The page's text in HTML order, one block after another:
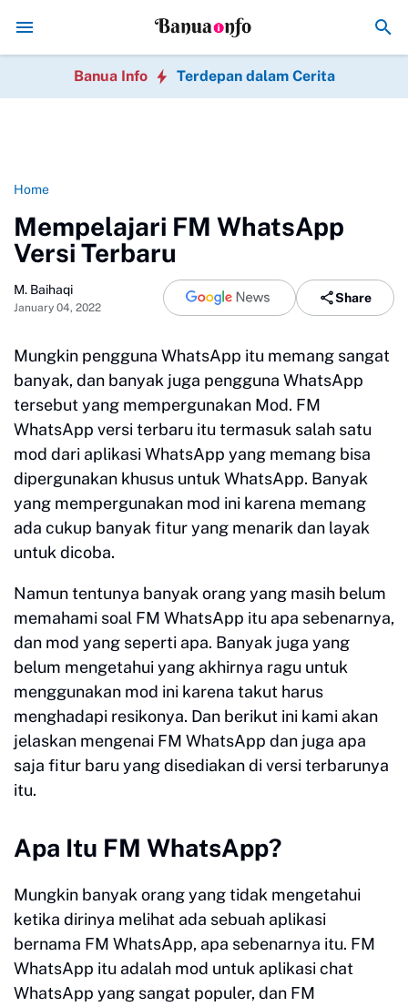
Hindari 7 Kesalahan Bisnis Online Pemula
Banua Info Terdepan dalam Cerita
Home
Mempelajari FM WhatsApp
Versi Terbaru
M. Baihaqi
January 04, 2022
Share
Mungkin pengguna WhatsApp itu memang sangat
banyak, dan banyak juga pengguna WhatsApp
tersebut yang mempergunakan Mod. FM
WhatsApp versi terbaru itu termasuk salah satu
mod dari aplikasi WhatsApp yang memang bisa
dipergunakan khusus untuk WhatsApp. Banyak
yang mempergunakan mod ini karena memang
ada cukup banyak fitur yang menarik dan layak
untuk dicoba.
Namun tentunya banyak orang yang masih belum
memahami soal FM WhatsApp itu apa sebenarnya,
dan mod yang seperti apa. Banyak juga yang
belum mengetahui yang akhirnya ragu untuk
menggunakan mod ini karena takut harus
menghadapi resikonya. Dan berikut ini kami akan
jelaskan mengenai FM WhatsApp dan juga apa
saja fitur baru yang disediakan di versi terbarunya
itu.
Apa Itu FM WhatsApp?
Mungkin banyak orang yang tidak mengetahui
ketika dirinya melihat ada sebuah aplikasi
bernama FM WhatsApp, apa sebenarnya itu. FM
WhatsApp itu adalah mod untuk aplikasi chat
WhatsApp yang sangat populer, dan FM